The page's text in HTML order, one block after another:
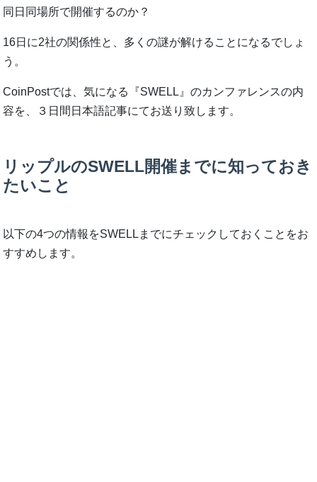
同日同場所で開催するのか？
16日に2社の関係性と、多くの謎が解けることになるでしょ
う。
CoinPostでは、気になる『SWELL』のカンファレンスの内
容を、３日間日本語記事にてお送り致します。
リップルのSWELL開催までに知っておき
たいこと
以下の4つの情報をSWELLまでにチェックしておくことをお
すすめします。